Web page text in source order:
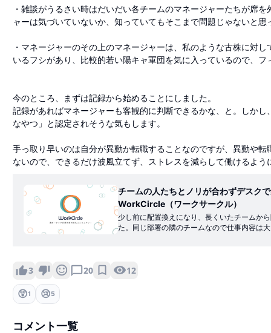
・雑談がうるさい時はだいだい各チームのマネージャーたちが席
ャーは気づいていないか、知っていてもそこまで問題じゃないと思
・マネージャーのその上のマネージャーは、私のような古株に対
いるフシがあり、比較的若い陽キャ軍団を気に入っているので、フ
今のところ、まずは記録から始めることにしました。
記録があればマネージャーも客観的に判断できるかな、と。しかし
なやつ」と認定されそうな気もします。
手っ取り早いのは自分が異動か転職することなのですが、異動や転
ないので、できるだけ波風立てず、ストレスを減らして働けるよ
チームの人たちとノリが合わずデスク
WorkCircle（ワークサークル）
少し前に配置換えになり、長くいたチームか
た。同じ部署の隣のチームなので仕事内容は
互い敬語を使う距離感で、とても仕事がしや
3 20 12
😲1 😢5
コメント一覧